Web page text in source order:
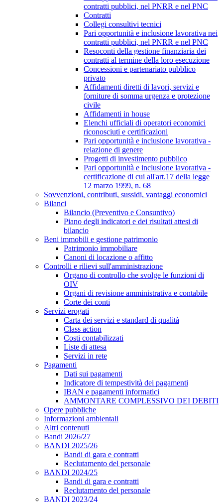
contratti pubblici, nel PNRR e nel PNC
Contratti
Collegi consultivi tecnici
Pari opportunità e inclusione lavorativa nei
contratti pubblici, nel PNRR e nel PNC
Resoconti della gestione finanziaria dei
contratti al termine della loro esecuzione
Concessioni e partenariato pubblico
privato
Affidamenti diretti di lavori, servizi e
forniture di somma urgenza e protezione
civile
Affidamenti in house
Elenchi ufficiali di operatori economici
riconosciuti e certificazioni
Pari opportunità e inclusione lavorativa -
relazione di genere
Progetti di investimento pubblico
Pari opportunità e inclusione lavorativa -
certificazione di cui all'art.17 della legge
12 marzo 1999, n. 68
Sovvenzioni, contributi, sussidi, vantaggi economici
Bilanci
Bilancio (Preventivo e Consuntivo)
Piano degli indicatori e dei risultati attesi di
bilancio
Beni immobili e gestione patrimonio
Patrimonio immobiliare
Canoni di locazione o affitto
Controlli e rilievi sull'amministrazione
Organo di controllo che svolge le funzioni di
OIV
Organi di revisione amministrativa e contabile
Corte dei conti
Servizi erogati
Carta dei servizi e standard di qualità
Class action
Costi contabilizzati
Liste di attesa
Servizi in rete
Pagamenti
Dati sui pagamenti
Indicatore di tempestività dei pagamenti
IBAN e pagamenti informatici
AMMONTARE COMPLESSIVO DEI DEBITI
Opere pubbliche
Informazioni ambientali
Altri contenuti
Bandi 2026/27
BANDI 2025/26
Bandi di gara e contratti
Reclutamento del personale
BANDI 2024/25
Bandi di gara e contratti
Reclutamento del personale
BANDI 2023/24